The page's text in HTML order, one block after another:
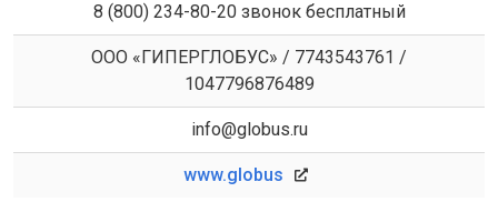
8 (800) 234-80-20 звонок бесплатный
ООО «ГИПЕРГЛОБУС» / 7743543761 /
1047796876489
info@globus.ru
www.globus